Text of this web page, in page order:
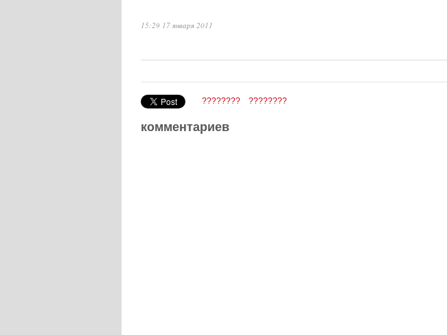
15:29 17 января 2011
???????? ????????
комментариев